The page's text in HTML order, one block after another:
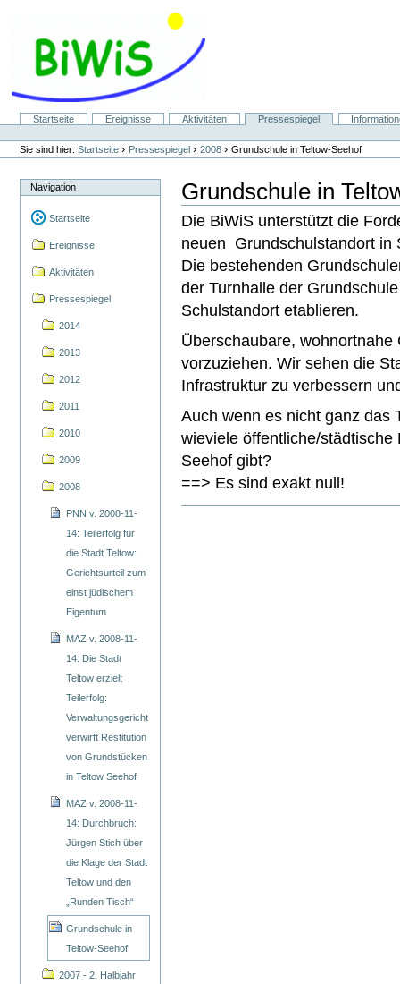
Navigation
SektionenStartseite Ereignisse Aktivitäten Pressespiegel
Benutzerspezifische
Werkzeuge
Sie sind hier: Startseite › Pressespiegel ›2008 ›Grundschule in Teltow-Seehof
Navigation
Startseite
Ereignisse
Aktivitäten
Pressespiegel
2014
2013
2012
2011
2010
2009
2008
PNN v. 2008-11-
14: Teilerfolg für
die Stadt Teltow:
Gerichtsurteil zum
einst jüdischem
Eigentum
MAZ v. 2008-11-
14: Die Stadt
Teltow erzielt
Teilerfolg:
Verwaltungsgericht
verwirft Restitution
von Grundstücken
in Teltow Seehof
MAZ v. 2008-11-
14: Durchbruch:
Jürgen Stich über
die Klage der Stadt
Teltow und den
„Runden Tisch“
Grundschule in
Teltow-Seehof
2007 - 2. Halbjahr
Grundschule in
Die BiWiS unterstützt die
neuen Grundschulstandort in
Die bestehenden
der Turnhalle der
Schulstandort etablieren.
Überschaubare,
vorzuziehen. Wir sehen die
Infrastruktur zu verbessern
Auch wenn es nicht ganz das
wieviele öffentliche/
Seehof gibt?
==> Es sind exakt null!